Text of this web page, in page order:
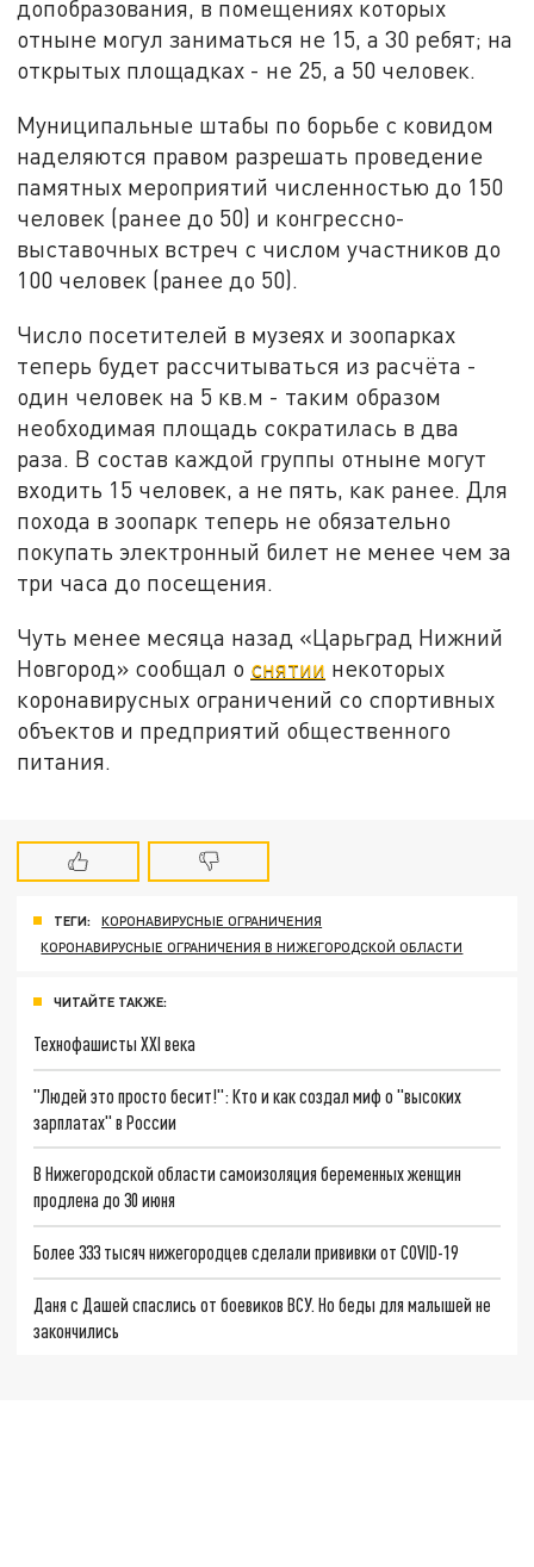
допобразования, в помещениях которых
отныне могул заниматься не 15, а 30 ребят; на
открытых площадках - не 25, а 50 человек.
Муниципальные штабы по борьбе с ковидом
наделяются правом разрешать проведение
памятных мероприятий численностью до 150
человек (ранее до 50) и конгрессно-
выставочных встреч с числом участников до
100 человек (ранее до 50).
Число посетителей в музеях и зоопарках
теперь будет рассчитываться из расчёта -
один человек на 5 кв.м - таким образом
необходимая площадь сократилась в два
раза. В состав каждой группы отныне могут
входить 15 человек, а не пять, как ранее. Для
похода в зоопарк теперь не обязательно
покупать электронный билет не менее чем за
три часа до посещения.
Чуть менее месяца назад «Царьград Нижний
Новгород» сообщал о снятии некоторых
коронавирусных ограничений со спортивных
объектов и предприятий общественного
питания.
ТЕГИ:
КОРОНАВИРУСНЫЕ ОГРАНИЧЕНИЯ
КОРОНАВИРУСНЫЕ ОГРАНИЧЕНИЯ В НИЖЕГОРОДСКОЙ ОБЛАСТИ
ЧИТАЙТЕ ТАКЖЕ:
Технофашисты XXI века
"Людей это просто бесит!": Кто и как создал миф о "высоких
зарплатах" в России
В Нижегородской области самоизоляция беременных женщин
продлена до 30 июня
Более 333 тысяч нижегородцев сделали прививки от COVID-19
Даня с Дашей спаслись от боевиков ВСУ. Но беды для малышей не
закончились